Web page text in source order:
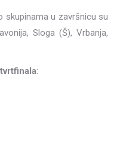
skupinama u završnicu su
Sloga (Š), Vrbanja,
: